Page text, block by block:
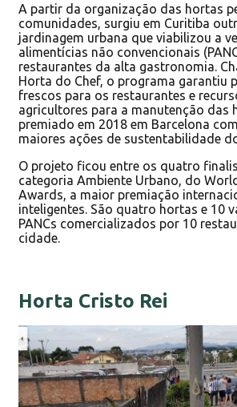
A partir da organização das hortas
comunidades, surgiu em Curitiba
jardinagem urbana que viabilizou a
alimentícias não convencionais
restaurantes da alta gastronomia.
Horta do Chef, o programa garantiu
frescos para os restaurantes e
agricultores para a manutenção das
premiado em 2018 em Barcelona
maiores ações de sustentabilidade
O projeto ficou entre os quatro
categoria Ambiente Urbano, do
Awards, a maior premiação
inteligentes. São quatro hortas e 10
PANCs comercializados por 10
cidade.
Horta Cristo Rei